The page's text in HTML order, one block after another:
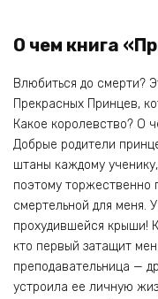
О чем книга
Влюбиться до смерти?
Прекрасных Принцев,
Какое королевство? О
Добрые родители
штаны каждому
поэтому торжественно
смертельной для меня.
прохудившейся крыши!
кто первый затащит
преподавательница —
устроила ее личную